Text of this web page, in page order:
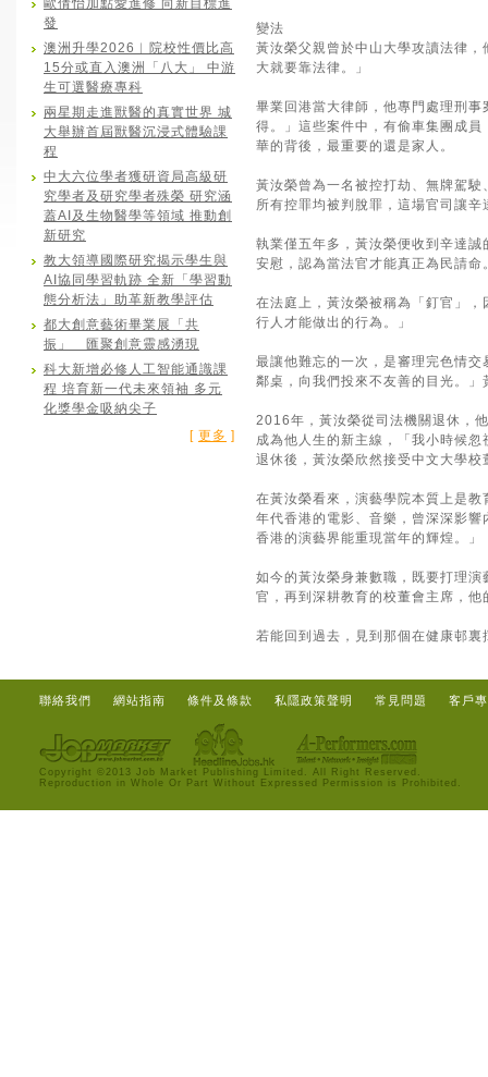
歐倩怡加點愛進修 向新目標進
發
澳洲升學2026︱院校性價比高
15分或直入澳洲「八大」 中游
生可選醫療專科
兩星期走進獸醫的真實世界 城
大舉辦首屆獸醫沉浸式體驗課
程
中大六位學者獲研資局高級研
究學者及研究學者殊榮 研究涵
蓋AI及生物醫學等領域 推動創
新研究
教大領導國際研究揭示學生與
AI協同學習軌跡 全新「學習動
態分析法」助革新教學評估
都大創意藝術畢業展「共
振」 匯聚創意靈感湧現
科大新增必修人工智能通識課
程 培育新一代未來領袖 多元
化獎學金吸納尖子
[ 更多 ]
變法
黃汝榮父親曾於中山大學攻讀法律
大就要靠法律。」
畢業回港當大律師，他專門處理刑
得。」這些案件中，有偷車集團成
華的背後，最重要的還是家人。
黃汝榮曾為一名被控打劫、無牌駕
所有控罪均被判脫罪，這場官司讓
執業僅五年多，黃汝榮便收到辛達
安慰，認為當法官才能真正為民請命
在法庭上，黃汝榮被稱為「釘官」
行人才能做出的行為。」
最讓他難忘的一次，是審理完色情
鄰桌，向我們投來不友善的目光。
2016年，黃汝榮從司法機關退休，
成為他人生的新主線，「我小時候
退休後，黃汝榮欣然接受中文大學
在黃汝榮看來，演藝學院本質上是
年代香港的電影、音樂，曾深深影
香港的演藝界能重現當年的輝煌。」
如今的黃汝榮身兼數職，既要打理
官，再到深耕教育的校董會主席，
若能回到過去，見到那個在健康邨
聯絡我們 網站指南 條件及條款 私隱政策聲明 常見問題 客戶
Copyright ©2013 Job Market Publishing Limited. All Right Reserved.
Reproduction in Whole Or Part Without Expressed Permission is Prohibited.